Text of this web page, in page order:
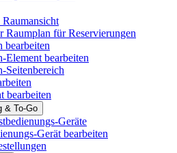
Raumplan für Reservierungen
bearbeiten
Element bearbeiten
Seitenbereich
bearbeiten
& To-Go
Geräte
Gerät bearbeiten